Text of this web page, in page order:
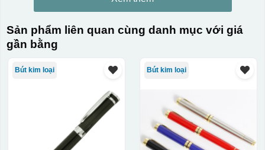
Sản phẩm liên quan cùng danh mục với giá
gần bằng
Bút kim loại Bút kim loại